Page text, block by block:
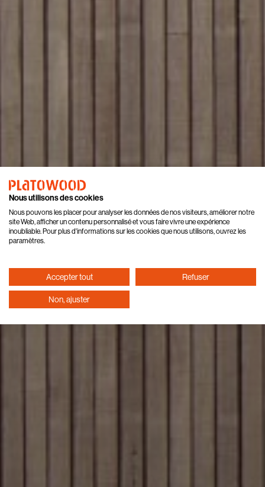
Nous utilisons des cookies
Nous pouvons les placer pour analyser les données de nos visiteurs, améliorer notre
site Web, afficher un contenu personnalisé et vous faire vivre une expérience
inoubliable. Pour plus d'informations sur les cookies que nous utilisons, ouvrez les
paramètres.
Accepter tout Refuser
Non, ajuster